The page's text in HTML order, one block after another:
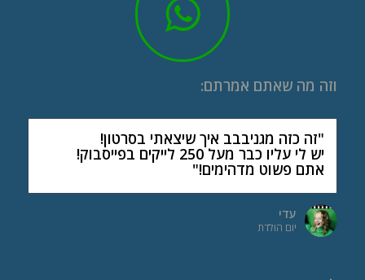
וזה מה שאתם אמרתם:
"זה כזה מגניבבב איך שיצאתי בסרטון!
יש לי עליו כבר מעל 250 לייקים בפייסבוק!
אתם פשוט מדהימים!"
עדי
יום הולדת